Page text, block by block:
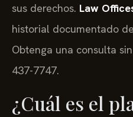
sus derechos. Law
historial documentado
Obtenga una consulta
437-7747.
¿Cuál es el